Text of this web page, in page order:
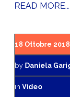
READ MORE...
18 Ottobre 2018
by Daniela
in Video